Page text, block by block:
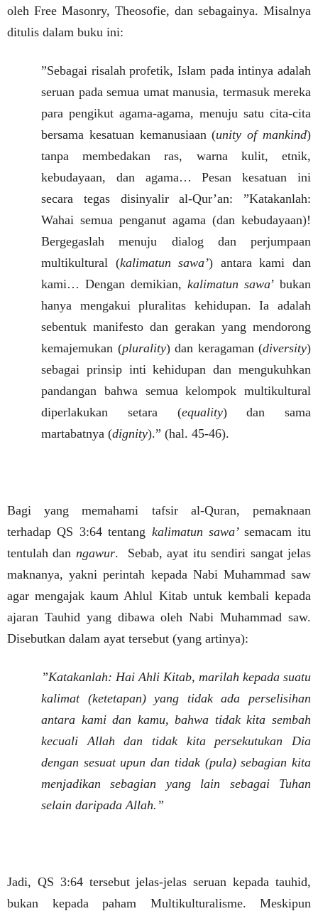
oleh Free Masonry, Theosofie, dan sebagainya. Misalnya
ditulis dalam buku ini:
”Sebagai risalah profetik, Islam pada intinya adalah
seruan pada semua umat manusia, termasuk mereka
para pengikut agama-agama, menuju satu cita-cita
bersama kesatuan kemanusiaan (unity of mankind)
tanpa membedakan ras, warna kulit, etnik,
kebudayaan, dan agama… Pesan kesatuan ini
secara tegas disinyalir al-Qur’an: ”Katakanlah:
Wahai semua penganut agama (dan kebudayaan)!
Bergegaslah menuju dialog dan perjumpaan
multikultural (kalimatun sawa’) antara kami dan
kami… Dengan demikian, kalimatun sawa’ bukan
hanya mengakui pluralitas kehidupan. Ia adalah
sebentuk manifesto dan gerakan yang mendorong
kemajemukan (plurality) dan keragaman (diversity)
sebagai prinsip inti kehidupan dan mengukuhkan
pandangan bahwa semua kelompok multikultural
diperlakukan setara (equality) dan sama
martabatnya (dignity).” (hal. 45-46).
Bagi yang memahami tafsir al-Quran, pemaknaan
terhadap QS 3:64 tentang kalimatun sawa’ semacam itu
tentulah dan ngawur.
Sebab, ayat itu sendiri sangat jelas
maknanya, yakni perintah kepada Nabi Muhammad saw
agar mengajak kaum Ahlul Kitab untuk kembali kepada
ajaran Tauhid yang dibawa oleh Nabi Muhammad saw.
Disebutkan dalam ayat tersebut (yang artinya):
”Katakanlah: Hai Ahli Kitab, marilah kepada suatu
kalimat (ketetapan) yang tidak ada perselisihan
antara kami dan kamu, bahwa tidak kita sembah
kecuali Allah dan tidak kita persekutukan Dia
dengan sesuat upun dan tidak (pula) sebagian kita
menjadikan sebagian yang lain sebagai Tuhan
selain daripada Allah.”
Jadi, QS 3:64 tersebut jelas-jelas seruan kepada tauhid,
bukan kepada paham Multikulturalisme. Meskipun